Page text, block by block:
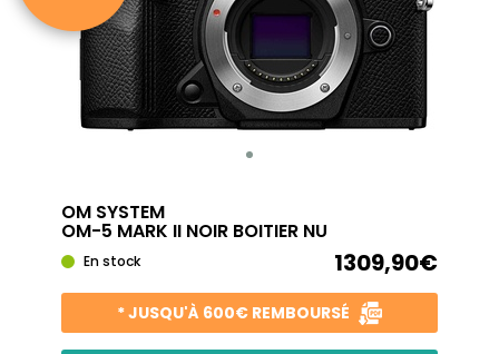
OM SYSTEM
OM-5 MARK II NOIR BOITIER NU
En stock 1309,90€
* JUSQU'À 600€ REMBOURSÉ